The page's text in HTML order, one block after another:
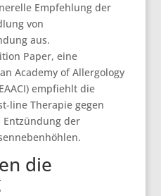
Empfehlung der
von
aus.
Paper, eine
Academy of Allergology
empfiehlt die
line Therapie gegen
der
die